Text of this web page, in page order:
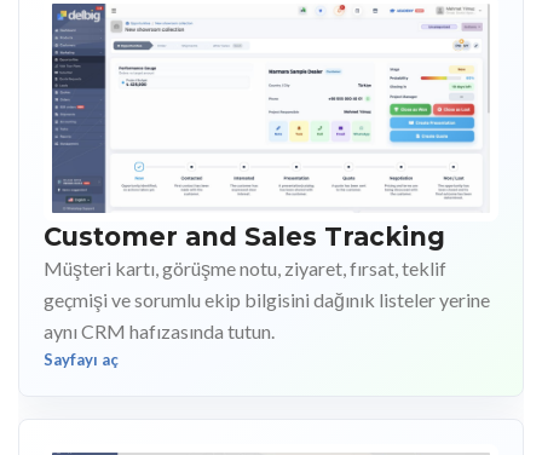
Customer and Sales Tracking
Müşteri kartı, görüşme notu, ziyaret, fırsat, teklif
geçmişi ve sorumlu ekip bilgisini dağınık listeler yerine
aynı CRM hafızasında tutun.
Sayfayı aç